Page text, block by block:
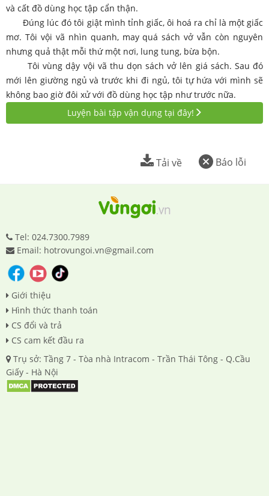
và cất đồ dùng học tập cẩn thận.
Đúng lúc đó tôi giật mình tỉnh giấc, ôi hoá ra chỉ là một giấc
mơ. Tôi vội vã nhìn quanh, may quá sách vở vẫn còn nguyên
nhưng quả thật mỗi thứ một nơi, lung tung, bừa bộn.
Tôi vùng dậy vội vã thu dọn sách vở lên giá sách. Sau đó
mới lên giường ngủ và trước khi đi ngủ, tôi tự hứa với mình sẽ
không bao giờ đôi xử với đồ dùng học tập như trước nữa.
Luyện bài tập vận dụng tại đây!
Báo lỗi
Tải về
Tel: 024.7300.7989
Email: hotrovungoi.vn@gmail.com
Giới thiệu
Hình thức thanh toán
CS đổi và trả
CS cam kết đầu ra
Trụ sở: Tầng 7 - Tòa nhà Intracom - Trần Thái Tông - Q.Cầu
Giấy - Hà Nội